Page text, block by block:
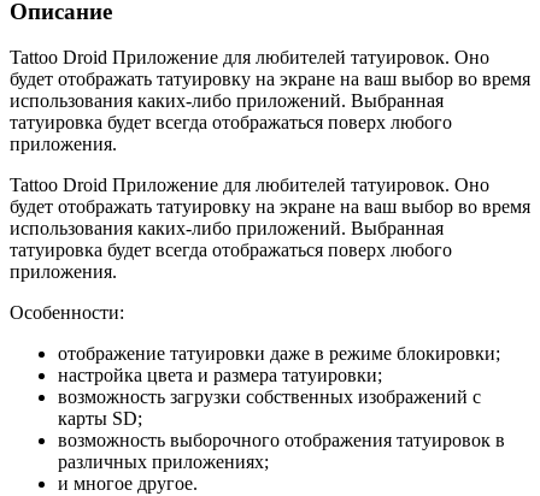
Описание
Tattoo Droid Приложение для любителей татуировок. Оно
будет отображать татуировку на экране на ваш выбор во время
использования каких-либо приложений. Выбранная
татуировка будет всегда отображаться поверх любого
приложения.
Tattoo Droid Приложение для любителей татуировок. Оно
будет отображать татуировку на экране на ваш выбор во время
использования каких-либо приложений. Выбранная
татуировка будет всегда отображаться поверх любого
приложения.
Особенности:
отображение татуировки даже в режиме блокировки;
настройка цвета и размера татуировки;
возможность загрузки собственных изображений с
карты SD;
возможность выборочного отображения татуировок в
различных приложениях;
и многое другое.